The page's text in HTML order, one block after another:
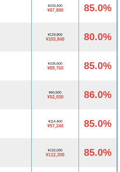
¥103,400
¥87,890 85.0%
¥129,800
¥103,840 80.0%
¥105,600
¥89,760 85.0%
¥60,500
¥52,030 86.0%
¥114,400
¥97,240 85.0%
¥132,000
¥112,200 85.0%